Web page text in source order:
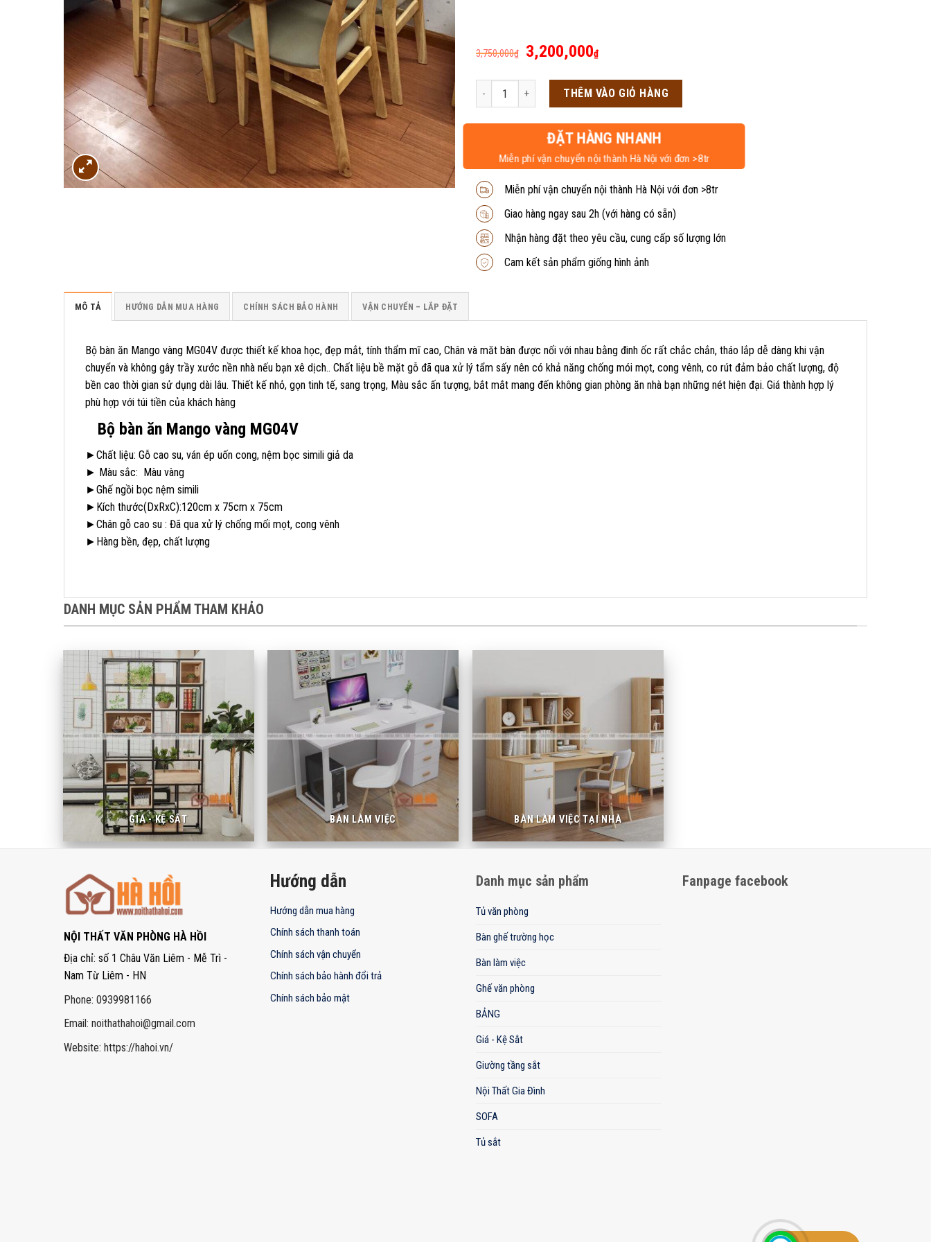
3,750,000₫
Giá
là:
3,750,000₫.
3,200,000₫Giá
tại
là:
Bộ bàn ăn Mango vàng MG04V số lượng
THÊM VÀO GIỎ HÀNG
ĐẶT HÀNG NHANH
Miễn phí vận chuyển nội thành Hà Nội với đơn >8tr
Miễn phí vận chuyển nội thành Hà Nội với đơn >8tr
Giao hàng ngay sau 2h (với hàng có sẵn)
Nhận hàng đặt theo yêu cầu, cung cấp số lượng lớn
Cam kết sản phẩm giống hình ảnh
MÔ TẢ HƯỚNG DẪN MUA HÀNG CHÍNH SÁCH BẢO HÀNH VẬN CHUYỂN – LẮP ĐẶT
Bộ bàn ăn Mango vàng MG04V được thiết kế khoa học, đẹp mắt, tính thẩm mĩ cao, Chân và măt bàn được nối với nhau bằng đinh ốc rất chắc chắn, tháo lắp dễ dàng khi vận
chuyển và không gây trầy xước nền nhà nếu bạn xê dịch.. Chất liệu bề mặt gỗ đã qua xử lý tẩm sấy nên có khả năng chống mói mọt, cong vênh, co rút đảm bảo chất lượng, độ
bền cao thời gian sử dụng dài lâu. Thiết kế nhỏ, gọn tinh tế, sang trọng, Màu sắc ấn tượng, bắt mắt mang đến không gian phòng ăn nhà bạn những nét hiện đại. Giá thành hợp lý
phù hợp với túi tiền của khách hàng
Bộ bàn ăn Mango vàng MG04V
►Chất liệu: Gỗ cao su, ván ép uốn cong, nệm bọc simili giả da
► Màu sắc: Màu vàng
►Ghế ngồi bọc nệm simili
►Kích thước(DxRxC):120cm x 75cm x 75cm
►Chân gỗ cao su : Đã qua xử lý chống mối mọt, cong vênh
►Hàng bền, đẹp, chất lượng
DANH MỤC SẢN PHẨM THAM KHẢO
GIÁ - KỆ SẮT BÀN LÀM VIỆC BÀN LÀM VIỆC TẠI NHÀ
NỘI THẤT VĂN PHÒNG HÀ HỒI
Địa chỉ: số 1 Châu Văn Liêm - Mễ Trì -
Nam Từ Liêm - HN
Phone: 0939981166
Email: noithathahoi@gmail.com
Website: https://hahoi.vn/
Hướng dẫn
Hướng dẫn mua hàng
Chính sách thanh toán
Chính sách vận chuyển
Chính sách bảo hành đổi trả
Chính sách bảo mật
Danh mục sản phẩm
Tủ văn phòng
Bàn ghế trường học
Bàn làm việc
Ghế văn phòng
BẢNG
Giá - Kệ Sắt
Giường tầng sắt
Nội Thất Gia Đình
SOFA
Tủ sắt
Fanpage facebook